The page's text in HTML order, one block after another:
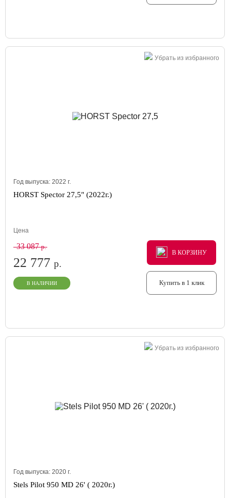
Убрать из избранного
Год выпуска: 2022 г.
HORST Spector 27,5" (2022г.)
Цена
33 087р.
22 777 р.
В НАЛИЧИИ
В КОРЗИНУ
В КОРЗИНУ
В КОРЗИНУ
Купить в 1 клик
Убрать из избранного
Год выпуска: 2020 г.
Stels Pilot 950 MD 26' ( 2020г.)